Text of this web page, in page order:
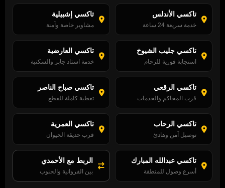
تاكسي الأندلس
خدمة سريعة 24 ساعة
تاكسي إشبيلية
مشاوير خاصة وآمنة
تاكسي جليب الشيوخ
استجابة فورية للزحام
تاكسي العارضية
خدمة استاد جابر والسكنية
تاكسي الرقعي
قرب المحاكم والخدمات
تاكسي صباح الناصر
تغطية كاملة للقطع
تاكسي الرحاب
توصيل آمن وهادئ
تاكسي العمرية
قرب حديقة الحيوان
تاكسي عبدالله المبارك
أسرع وصول للمنطقة
الربط مع الأحمدي
بين الفروانية والجنوب